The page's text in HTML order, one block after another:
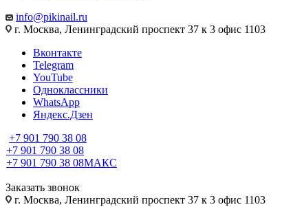
info@pikinail.ru
г. Москва, Ленинградский проспект 37 к 3 офис 1103
Вконтакте
Telegram
YouTube
Одноклассники
WhatsApp
Яндекс.Дзен
+7 901 790 38 08
+7 901 790 38 08
+7 901 790 38 08МАКС
Заказать звонок
г. Москва, Ленинградский проспект 37 к 3 офис 1103